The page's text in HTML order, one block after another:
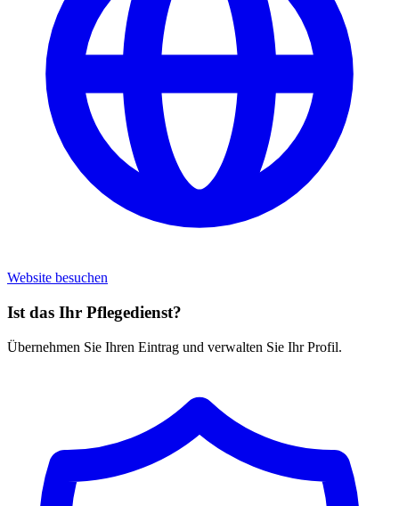
Website besuchen
Ist das Ihr Pflegedienst?
Übernehmen Sie Ihren Eintrag und verwalten Sie Ihr Profil.